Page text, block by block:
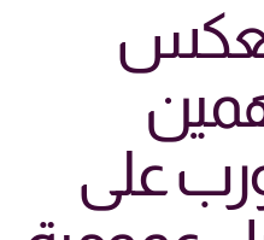
على